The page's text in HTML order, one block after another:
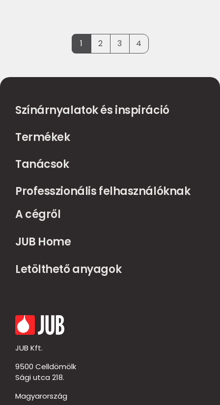
1 2 3 4
Színárnyalatok és inspiráció
Termékek
Tanácsok
Professzionális felhasználóknak
A cégről
JUB Home
Letölthető anyagok
JUB Kft.
9500 Celldömölk
Sági utca 218.
Magyarország